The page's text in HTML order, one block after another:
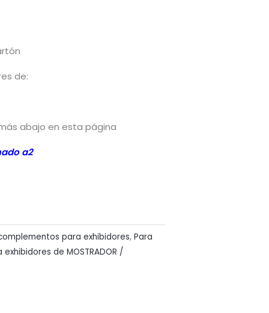
de:
abajo en esta página
a2
para exhibidores, Para
exhibidores de MOSTRADOR /